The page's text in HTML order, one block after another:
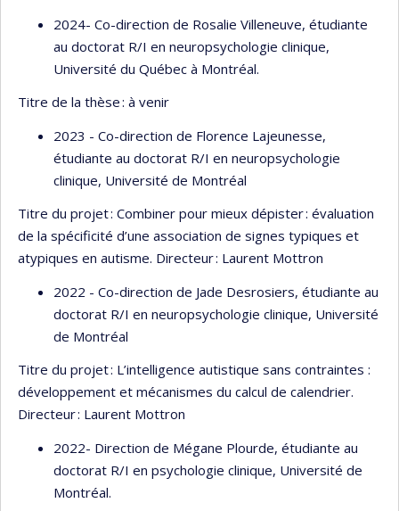
2024- Co-direction de Rosalie Villeneuve, étudiante
au doctorat R/I en neuropsychologie clinique,
Université du Québec à Montréal.
Titre de la thèse : à venir
2023 - Co-direction de Florence Lajeunesse,
étudiante au doctorat R/I en neuropsychologie
clinique, Université de Montréal
Titre du projet : Combiner pour mieux dépister : évaluation
de la spécificité d’une association de signes typiques et
atypiques en autisme. Directeur : Laurent Mottron
2022 - Co-direction de Jade Desrosiers, étudiante au
doctorat R/I en neuropsychologie clinique, Université
de Montréal
Titre du projet : L’intelligence autistique sans contraintes :
développement et mécanismes du calcul de calendrier.
Directeur : Laurent Mottron
2022- Direction de Mégane Plourde, étudiante au
doctorat R/I en psychologie clinique, Université de
Montréal.